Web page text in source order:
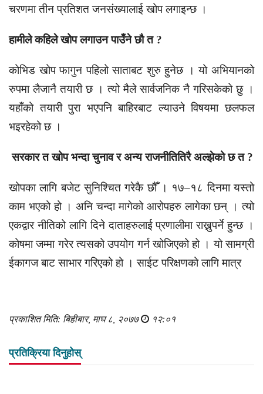
चरणमा तीन प्रतिशत जनसंख्यालाई खोप लगाइन्छ ।
हामीले कहिले खोप लगाउन पाउँने छौ त ?
कोभिड खोप फागुन पहिलो साताबट शुरु हुनेछ । यो अभियानको
रुपमा लैजानै तयारी छ । त्यो मैले सार्वजनिक नै गरिसकेको छु ।
यहाँको तयारी पुरा भएपनि बाहिरबाट ल्याउने विषयमा छलफल
भइरहेको छ ।
सरकार त खोप भन्दा चुनाव र अन्य राजनीतितिरै अल्झेको छ त ?
खोपका लागि बजेट सुनिश्चित गरेकै छौँ । १७–१८ दिनमा यस्तो
काम भएको हो । अनि चन्दा मागेको आरोपहरु लागेका छन् । त्यो
एकद्वार नीतिको लागि दिने दाताहरुलाई प्रणालीमा राख्नुपर्ने हुन्छ ।
कोषमा जम्मा गरेर त्यसको उपयोग गर्न खोजिएको हो । यो सामग्री
ईकागज बाट साभार गरिएको हो । साईट परिक्षणको लागि मात्र
प्रकाशित मिति: बिहीबार, माघ ८, २०७७ १२:०१
प्रतिक्रिया दिनुहोस्